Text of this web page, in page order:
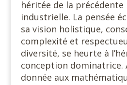
héritée de la
industrielle. La pensée
sa vision holistique,
complexité et
diversité, se heurte à
conception dominatrice.
donnée aux